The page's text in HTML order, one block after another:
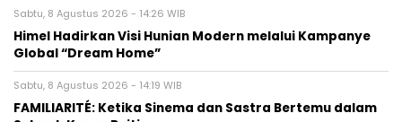
Sabtu, 8 Agustus 2026 - 14:26 WIB
Himel Hadirkan Visi Hunian Modern melalui Kampanye
Global “Dream Home”
Sabtu, 8 Agustus 2026 - 14:19 WIB
FAMILIARITÉ: Ketika Sinema dan Sastra Bertemu dalam